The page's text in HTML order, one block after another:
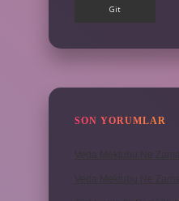
SON YORUMLAR